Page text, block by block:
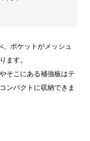
ポケットがメッシュ
ます。
そこにある補強板はテ
ンパクトに収納できま